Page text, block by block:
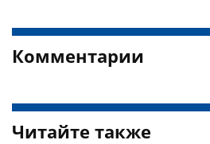
Комментарии
Читайте также